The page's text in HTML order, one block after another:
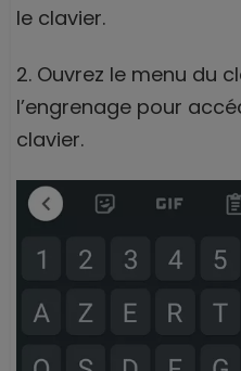
le clavier.
2. Ouvrez le menu du
l’engrenage pour
clavier.